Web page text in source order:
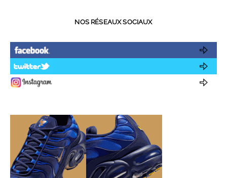
NOS RÉSEAUX SOCIAUX